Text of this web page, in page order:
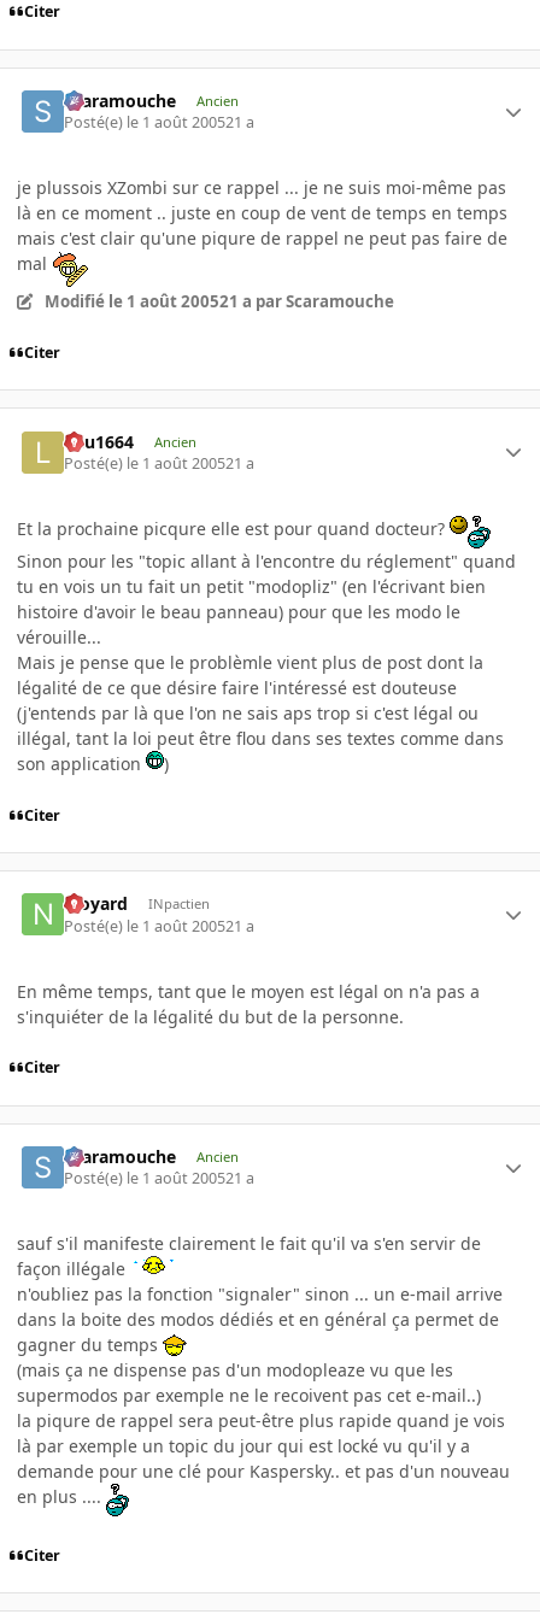
Citer
Scaramouche Ancien
Posté(e) le 1 août 200521 a
je plussois XZombi sur ce rappel ... je ne suis moi-même pas
là en ce moment .. juste en coup de vent de temps en temps
mais c'est clair qu'une piqure de rappel ne peut pas faire de
mal
Modifié le 1 août 200521 a par Scaramouche
Citer
lulu1664 Ancien
Posté(e) le 1 août 200521 a
Et la prochaine picqure elle est pour quand docteur?
Sinon pour les "topic allant à l'encontre du réglement" quand
tu en vois un tu fait un petit "modopliz" (en l'écrivant bien
histoire d'avoir le beau panneau) pour que les modo le
vérouille...
Mais je pense que le problèmle vient plus de post dont la
légalité de ce que désire faire l'intéressé est douteuse
(j'entends par là que l'on ne sais aps trop si c'est légal ou
illégal, tant la loi peut être flou dans ses textes comme dans
son application
)
Citer
njoyard INpactien
Posté(e) le 1 août 200521 a
En même temps, tant que le moyen est légal on n'a pas a
s'inquiéter de la légalité du but de la personne.
Citer
Scaramouche Ancien
Posté(e) le 1 août 200521 a
sauf s'il manifeste clairement le fait qu'il va s'en servir de
façon illégale
n'oubliez pas la fonction "signaler" sinon ... un e-mail arrive
dans la boite des modos dédiés et en général ça permet de
gagner du temps
(mais ça ne dispense pas d'un modopleaze vu que les
supermodos par exemple ne le recoivent pas cet e-mail..)
la piqure de rappel sera peut-être plus rapide quand je vois
là par exemple un topic du jour qui est locké vu qu'il y a
demande pour une clé pour Kaspersky.. et pas d'un nouveau
en plus ....
Citer